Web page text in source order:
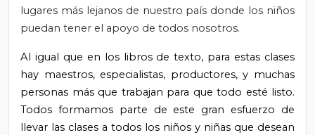
lugares más lejanos de nuestro país donde los niños
puedan tener el apoyo de todos nosotros.
Al igual que en los libros de texto, para estas clases
hay maestros, especialistas, productores, y muchas
personas más que trabajan para que todo esté listo.
Todos formamos parte de este gran esfuerzo de
llevar las clases a todos los niños y niñas que desean